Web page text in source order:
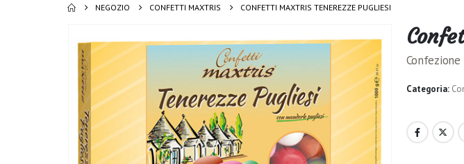
NEGOZIO CONFETTI MAXTRIS CONFETTI MAXTRIS TENEREZZE PUGLIESI
Confezione
Categoria: